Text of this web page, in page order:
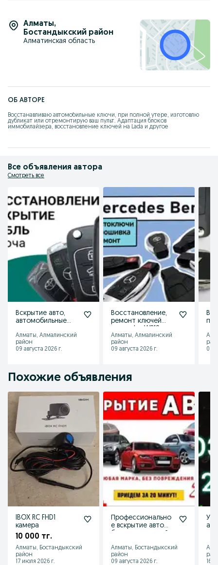
Алматы,
Бостандыкский район
Алматинская область
ОБ АВТОРЕ
Восстанавливаю автомобильные ключи, при полной утере, изготовлю
дубликат или отремонтирую ваш пульт. Адаптация блоков
иммобилайзера, восстановление ключей на Lada и другое
Все объявления автора
Смотреть все
Вскрытие авто,
автомобильные
программирование
Алматы, Алмалинский
район
09 августа 2026 г.
Восстановление,
ремонт ключей
Алматы, Алмалинский
район
09 августа 2026 г.
09
Похожие объявления
IBOX RC FHD1
камера
10 000 тг.
Алматы, Бостандыкский
район
17 июля 2026 г.
Профессионально
е вскрытие авто
Алматы, Бостандыкский
район
09 августа 2026 г.
16